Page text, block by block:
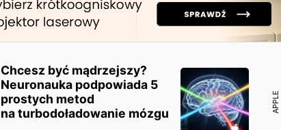
Chcesz być mądrzejszy?
Neuronauka podpowiada 5
prostych metod
na turbodoładowanie mózgu
APPLE